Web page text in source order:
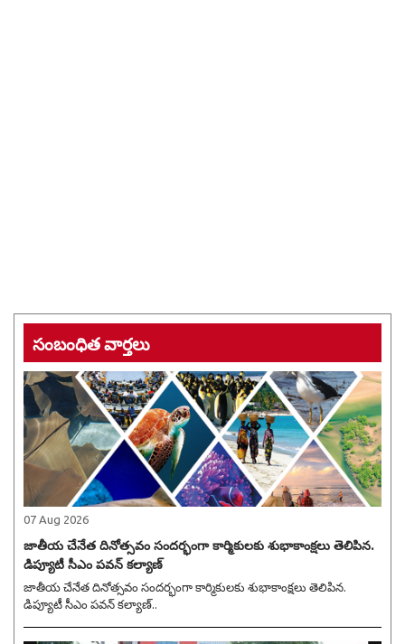
సంబంధిత వార్తలు
07 Aug 2026
జాతీయ చేనేత దినోత్సవం సందర్భంగా కార్మికులకు శుభాకాంక్షలు తెలిపిన.
డిప్యూటీ సీఎం పవన్ కల్యాణ్
జాతీయ చేనేత దినోత్సవం సందర్భంగా కార్మికులకు శుభాకాంక్షలు తెలిపిన.
డిప్యూటీ సీఎం పవన్ కల్యాణ్..